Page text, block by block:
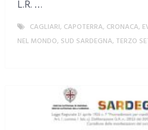
L.R. …
CAGLIARI, CAPOTERRA, CRONACA,
NEL MONDO, SUD SARDEGNA, TERZO